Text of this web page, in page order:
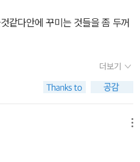
같다안에 꾸미는 것들을 좀 두꺼
더보기